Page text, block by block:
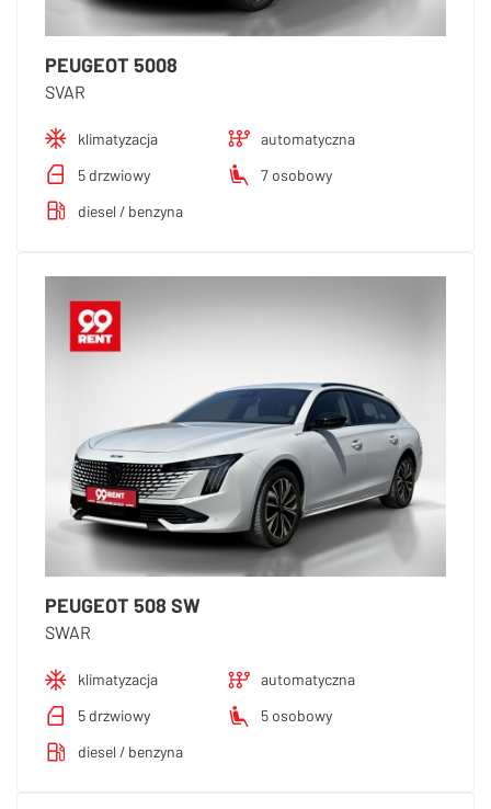
PEUGEOT 5008
SVAR
klimatyzacja
automatyczna
5 drzwiowy
7 osobowy
diesel / benzyna
PEUGEOT 508 SW
SWAR
klimatyzacja
automatyczna
5 drzwiowy
5 osobowy
diesel / benzyna